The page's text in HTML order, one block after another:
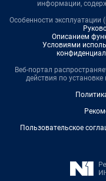
информации,
Особенности эксплуатации
Описанием
Условиями
Веб-портал
действия по
Пользовательское